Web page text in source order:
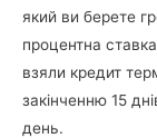
який ви берете
процентна
взяли кредит
закінченню 15
день.